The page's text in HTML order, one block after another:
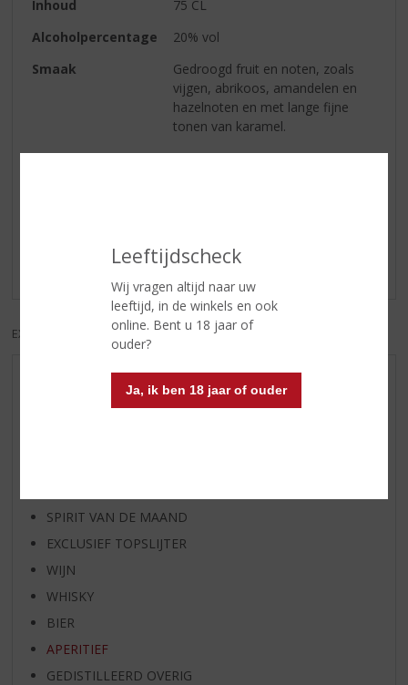
Leeftijdscheck
Wij vragen altijd naar uw
leeftijd, in de winkels en ook
online. Bent u 18 jaar of
ouder?
Ja, ik ben 18 jaar of ouder
Inhoud
75 CL
Alcoholpercentage
20% vol
Smaak
Gedroogd fruit en noten, zoals
vijgen, abrikoos, amandelen en
hazelnoten en met lange fijne
tonen van karamel.
Er zijn nog geen reviews geplaatst voor dit product
EXCL. BTW INCL. BTW
AANBIEDINGEN
WIJN VAN DE MAAND
SPIRIT VAN DE MAAND
EXCLUSIEF TOPSLIJTER
WIJN
WHISKY
BIER
APERITIEF
GEDISTILLEERD OVERIG